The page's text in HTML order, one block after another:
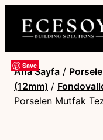
Save
Ana Sayfa /
(12mm) /
Porselen Mutfak